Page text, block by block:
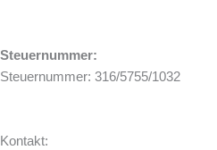
Steuernummer:
Steuernummer: 316/5755/1032
Kontakt: